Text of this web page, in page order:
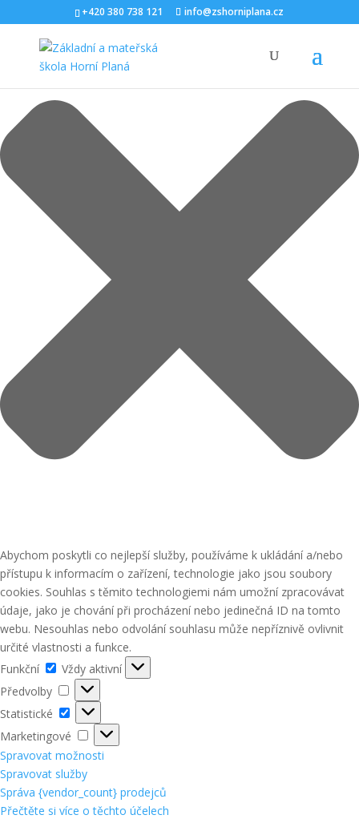
Spravovat Souhlas s cookies
Abychom poskytli co nejlepší služby, používáme k ukládání a/nebo
přístupu k informacím o zařízení, technologie jako jsou soubory
cookies. Souhlas s těmito technologiemi nám umožní zpracovávat
údaje, jako je chování při procházení nebo jedinečná ID na tomto
webu. Nesouhlas nebo odvolání souhlasu může nepříznivě ovlivnit
určité vlastnosti a funkce.
Funkční
Funkční
Vždy aktivní
Předvolby
Předvolby
Statistické
Statistické
Marketingové
Marketingové
Spravovat možnosti
Spravovat služby
Správa {vendor_count} prodejců
Přečtěte si více o těchto účelech
+420 380 738 121 info@zshorniplana.cz